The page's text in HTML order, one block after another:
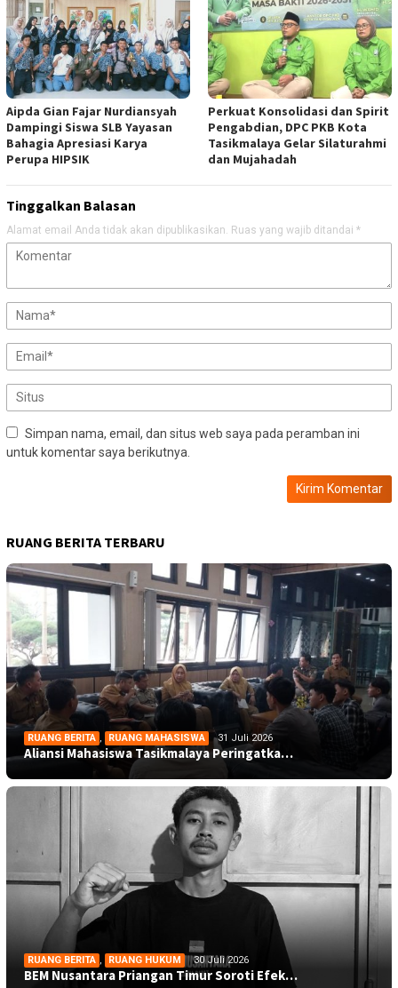
Aipda Gian Fajar Nurdiansyah
Dampingi Siswa SLB Yayasan
Bahagia Apresiasi Karya
Perupa HIPSIK
Perkuat Konsolidasi dan Spirit
Pengabdian, DPC PKB Kota
Tasikmalaya Gelar Silaturahmi
dan Mujahadah
Tinggalkan Balasan
Alamat email Anda tidak akan dipublikasikan. Ruas yang wajib ditandai *
Simpan nama, email, dan situs web saya pada peramban ini
untuk komentar saya berikutnya.
RUANG BERITA TERBARU
RUANG BERITA , RUANG MAHASISWA 31 Juli 2026
Aliansi Mahasiswa Tasikmalaya Peringatka…
RUANG BERITA , RUANG HUKUM 30 Juli 2026
BEM Nusantara Priangan Timur Soroti Efek…